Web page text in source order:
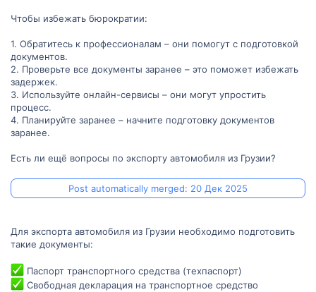
Чтобы избежать бюрократии:
1. Обратитесь к профессионалам – они помогут с подготовкой
документов.
2. Проверьте все документы заранее – это поможет избежать
задержек.
3. Используйте онлайн-сервисы – они могут упростить
процесс.
4. Планируйте заранее – начните подготовку документов
заранее.
Есть ли ещё вопросы по экспорту автомобиля из Грузии?
Post automatically merged: 20 Дек 2025
Для экспорта автомобиля из Грузии необходимо подготовить
такие документы:
Паспорт транспортного средства (техпаспорт)
Свободная декларация на транспортное средство